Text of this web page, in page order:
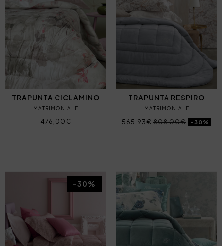
TRAPUNTA CICLAMINO
MATRIMONIALE
476,00€
TRAPUNTA RESPIRO
MATRIMONIALE
565,93€ 808,00€ -30%
-30%